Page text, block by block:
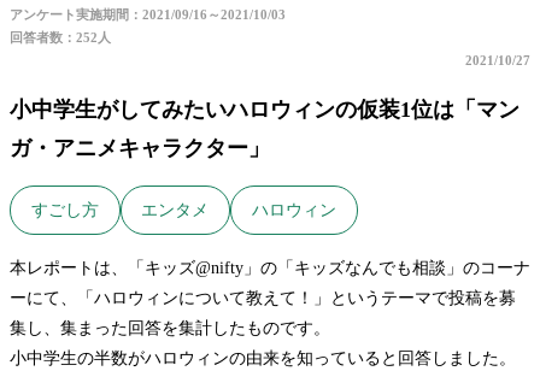
アンケート実施期間：2021/09/16～2021/10/03
回答者数：252人
2021/10/27
小中学生がしてみたいハロウィンの仮装1位は「マン
ガ・アニメキャラクター」
すごし方 エンタメ ハロウィン
本レポートは、「キッズ@nifty」の「キッズなんでも相談」のコーナ
ーにて、「ハロウィンについて教えて！」というテーマで投稿を募
集し、集まった回答を集計したものです。
小中学生の半数がハロウィンの由来を知っていると回答しました。